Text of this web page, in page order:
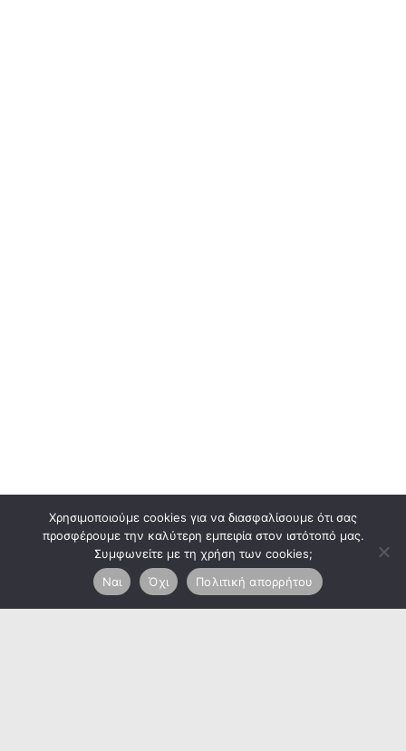
Χρησιμοποιούμε cookies για να διασφαλίσουμε ότι σας
προσφέρουμε την καλύτερη εμπειρία στον ιστότοπό μας.
Συμφωνείτε με τη χρήση των cookies;
Ναι
Όχι Πολιτική απορρήτου